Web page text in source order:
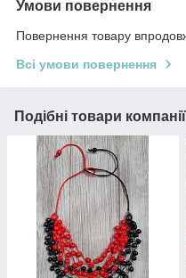
Умови повернення
Повернення товару
Всі умови повернення
Подібні товари компанії